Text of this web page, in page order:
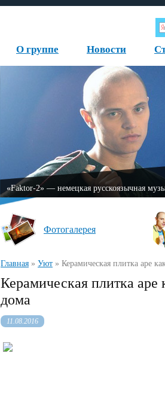
О группе Новости
«Fаktor-2» — немецкая русскоязычная
Фотогалерея
Главная » Уют » Керамическая плитка аре
Керамическая плитка аре
дома
11.08.2016